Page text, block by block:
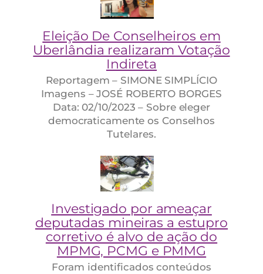
Eleição De Conselheiros em
Uberlândia realizaram Votação
Indireta
Reportagem – SIMONE SIMPLÍCIO
Imagens – JOSÉ ROBERTO BORGES
Data: 02/10/2023 – Sobre eleger
democraticamente os Conselhos
Tutelares.
Investigado por ameaçar
deputadas mineiras a estupro
corretivo é alvo de ação do
MPMG, PCMG e PMMG
Foram identificados conteúdos